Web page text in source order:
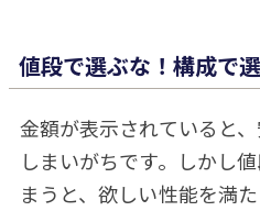
値段で選ぶな！構成で
金額が表示されていると
しまいがちです。しかし
まうと、欲しい性能を満